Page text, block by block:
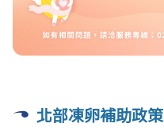
北部凍卵補助政策